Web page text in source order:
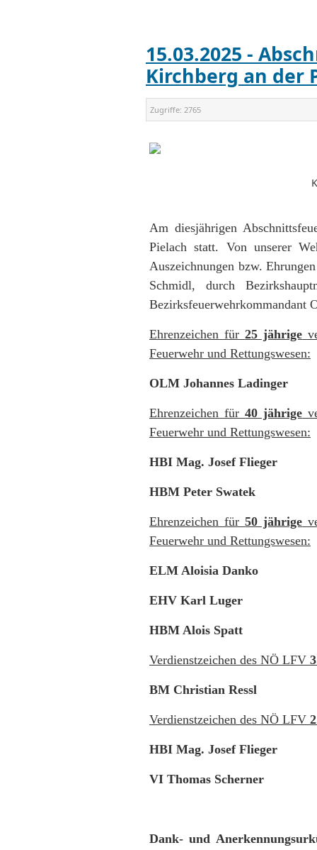
15.03.2025 -
Kirchberg an der
Zugriffe: 2765
Am diesjährigen
Pielach statt. Von unserer
Auszeichnungen bzw.
Schmidl, durch
Bezirksfeuerwehrkommandant
Ehrenzeichen für25 jährige
Feuerwehr und Rettungswesen:
OLM Johannes Ladinger
Ehrenzeichen für40 jährige
Feuerwehr und Rettungswesen:
HBI Mag. Josef Flieger
HBM Peter Swatek
Ehrenzeichen für50 jährige
Feuerwehr und Rettungswesen:
ELM Aloisia Danko
EHV Karl Luger
HBM Alois Spatt
Verdienstzeichen des NÖ LFV
BM Christian Ressl
Verdienstzeichen des NÖ LFV
HBI Mag. Josef Flieger
VI Thomas Scherner
Dank- und